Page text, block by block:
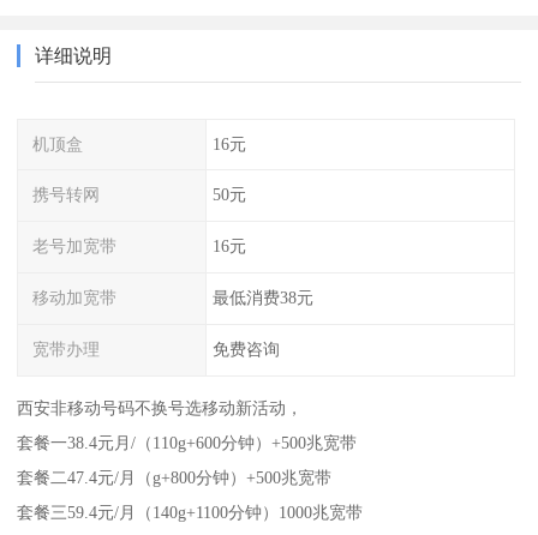
详细说明
机顶盒 16元
携号转网 50元
老号加宽带 16元
移动加宽带 最低消费38元
宽带办理 免费咨询
西安非移动号码不换号选移动新活动，
套餐一38.4元月/（110g+600分钟）+500兆宽带
套餐二47.4元/月（g+800分钟）+500兆宽带
套餐三59.4元/月（140g+1100分钟）1000兆宽带